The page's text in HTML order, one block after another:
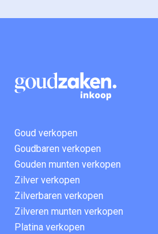
Goud verkopen
Goudbaren verkopen
Gouden munten verkopen
Zilver verkopen
Zilverbaren verkopen
Zilveren munten verkopen
Platina verkopen